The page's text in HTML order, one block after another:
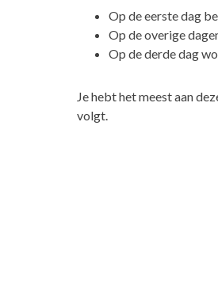
Op de eerste dag
Op de overige
Op de derde dag
Je hebt het meest aan
volgt.